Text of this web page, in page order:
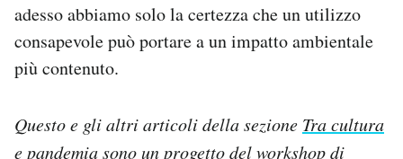
adesso abbiamo solo la certezza che un utilizzo
consapevole può portare a un impatto ambientale
più contenuto.
Questo e gli altri articoli della sezione Tra cultura
e pandemiasono un progetto del workshop di